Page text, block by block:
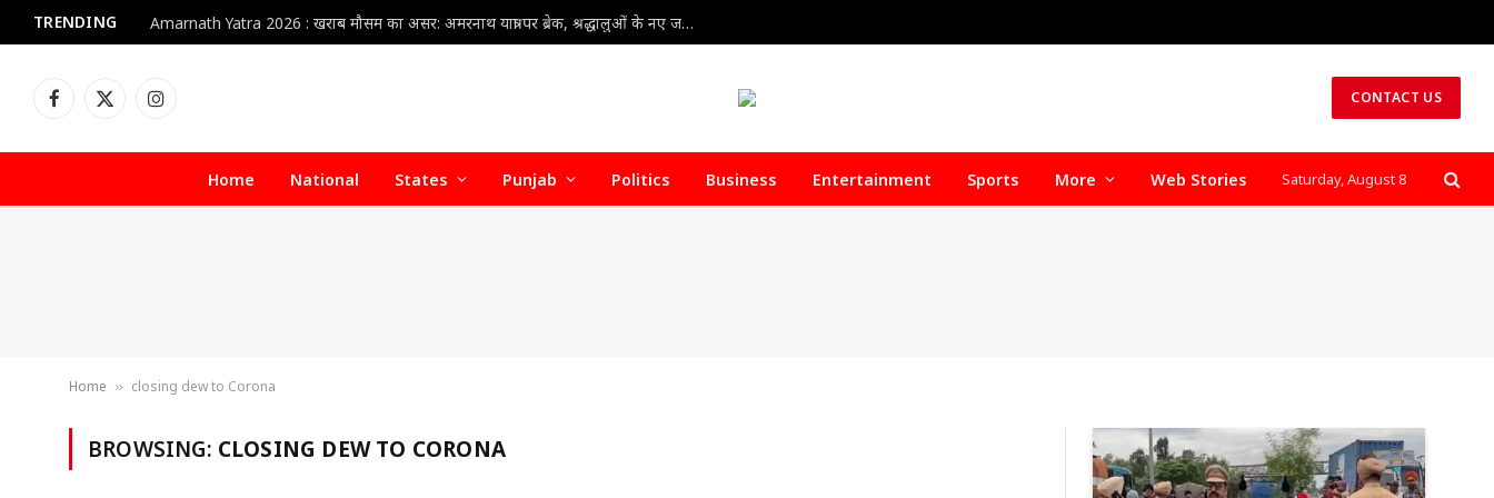
TRENDING Amarnath Yatra 2026 : खराब मौसम का असर: अमरनाथ यात्रा पर ब्रेक, श्रद्धालुओं के नए जत्थे की आवाजाही रोकी गई
Facebook
X
Instagram CONTACT US
Home National States Punjab Politics Business Entertainment Sports More Web Stories Saturday, August 8
Home » closing dew to Corona
BROWSING: CLOSING DEW TO CORONA